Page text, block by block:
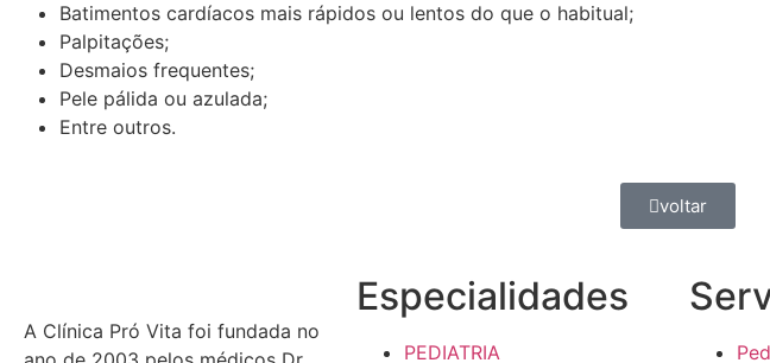
Batimentos cardíacos mais rápidos ou lentos do que o habitual;
Palpitações;
Desmaios frequentes;
Pele pálida ou azulada;
Entre outros.
voltar
A Clínica Pró Vita foi fundada no
Especialidades
PEDIATRIA